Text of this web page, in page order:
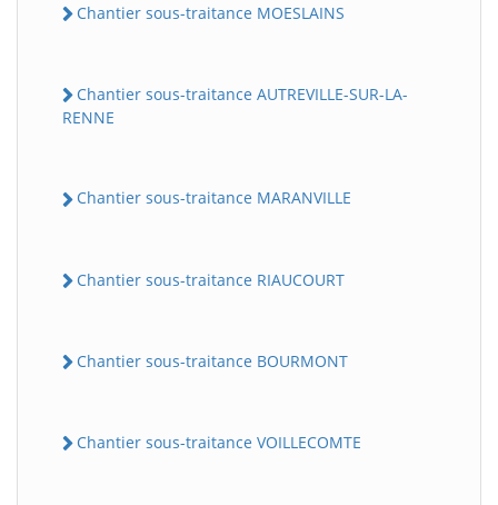
Chantier sous-traitance MOESLAINS
Chantier sous-traitance AUTREVILLE-SUR-LA-
RENNE
Chantier sous-traitance MARANVILLE
Chantier sous-traitance RIAUCOURT
Chantier sous-traitance BOURMONT
Chantier sous-traitance VOILLECOMTE